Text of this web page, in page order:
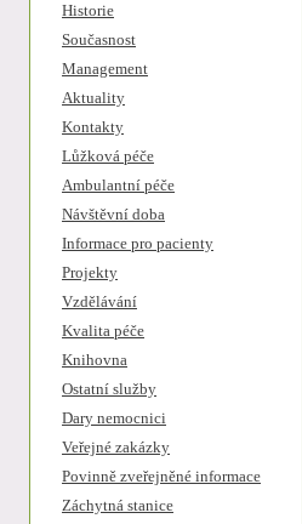
Historie
Současnost
Management
Aktuality
Kontakty
Lůžková péče
Ambulantní péče
Návštěvní doba
Informace pro pacienty
Projekty
Vzdělávání
Kvalita péče
Knihovna
Ostatní služby
Dary nemocnici
Veřejné zakázky
Povinně zveřejněné informace
Záchytná stanice